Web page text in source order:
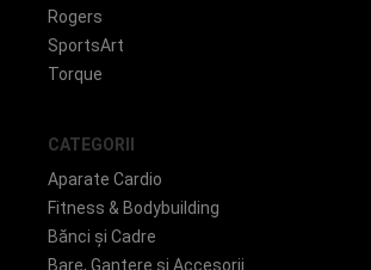
Rogers
SportsArt
Torque
CATEGORII
Aparate Cardio
Fitness & Bodybuilding
Bănci și Cadre
Bare, Gantere și Accesorii